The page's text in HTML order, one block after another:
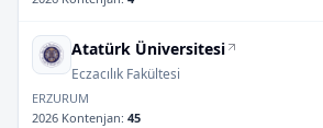
Atatürk Üniversitesi
Eczacılık Fakültesi
ERZURUM
2026 Kontenjan: 45